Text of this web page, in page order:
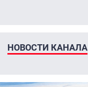
НОВОСТИ КАНАЛА